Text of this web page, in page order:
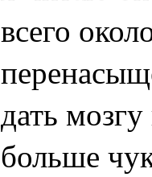
всего
дать
больше